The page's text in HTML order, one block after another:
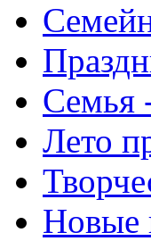
Семья
Лето
Новые